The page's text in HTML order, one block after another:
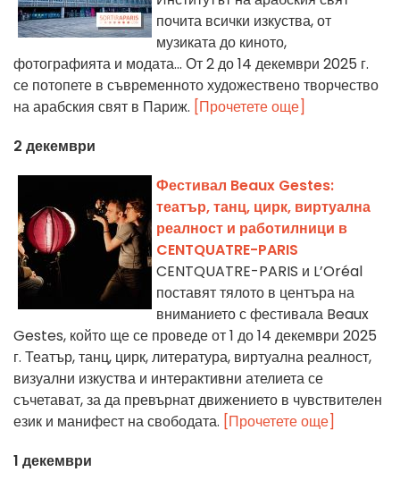
почита всички изкуства, от
музиката до киното,
фотографията и модата... От 2 до 14 декември 2025 г.
се потопете в съвременното художествено творчество
на арабския свят в Париж. [Прочетете още]
2 декември
Фестивал Beaux Gestes:
театър, танц, цирк, виртуална
реалност и работилници в
CENTQUATRE-PARIS
CENTQUATRE-PARIS и L’Oréal
поставят тялото в центъра на
вниманието с фестивала Beaux
Gestes, който ще се проведе от 1 до 14 декември 2025
г. Театър, танц, цирк, литература, виртуална реалност,
визуални изкуства и интерактивни ателиета се
съчетават, за да превърнат движението в чувствителен
език и манифест на свободата. [Прочетете още]
1 декември